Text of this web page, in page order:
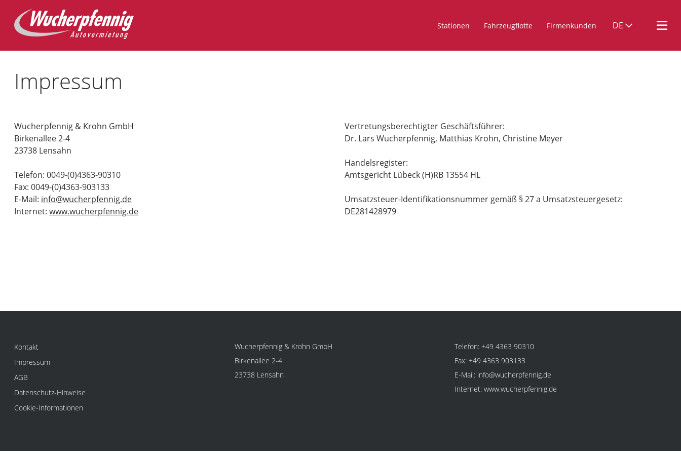
Stationen Fahrzeugflotte Firmenkunden DE
Impressum
Wucherpfennig & Krohn GmbH
Birkenallee 2-4
23738 Lensahn
Telefon: 0049-(0)4363-90310
Fax: 0049-(0)4363-903133
E-Mail: info@wucherpfennig.de
Internet: www.wucherpfennig.de
Vertretungsberechtigter Geschäftsführer:
Dr. Lars Wucherpfennig, Matthias Krohn, Christine Meyer
Handelsregister:
Amtsgericht Lübeck (H)RB 13554 HL
Umsatzsteuer-Identifikationsnummer gemäß § 27 a Umsatzsteuergesetz:
DE281428979
Kontakt
Impressum
AGB
Datenschutz-Hinweise
Cookie-Informationen
Wucherpfennig & Krohn GmbH
Birkenallee 2-4
23738 Lensahn
Telefon: +49 4363 90310
Fax: +49 4363 903133
E-Mail: info@wucherpfennig.de
Internet:www.wucherpfennig.de